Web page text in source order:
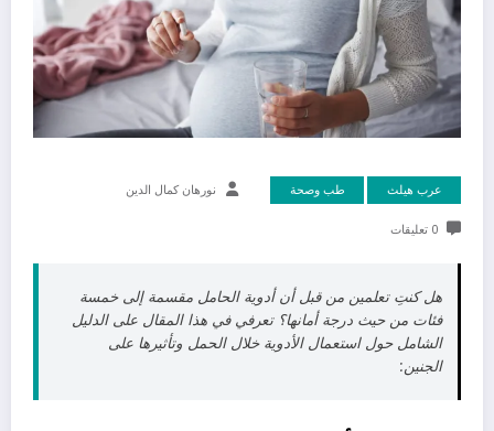
عرب هيلث طب وصحة نورهان كمال الدين
0 تعليقات
هل كنتِ تعلمين من قبل أن أدوية الحامل مقسمة إلى خمسة
فئات من حيث درجة أمانها؟ تعرفي في هذا المقال على الدليل
الشامل حول استعمال الأدوية خلال الحمل وتأثيرها على
الجنين: